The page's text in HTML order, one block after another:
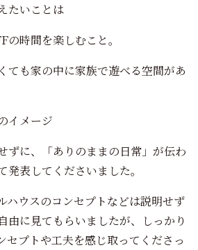
たいことは
の時間を楽しむこと。
ても家の中に家族で遊べる空間があ
イメージ
ずに、「ありのままの日常」が伝わ
発表してくださいました。
ハウスのコンセプトなどは説明せず
由に見てもらいましたが、しっかり
セプトや工夫を感じ取ってくださっ